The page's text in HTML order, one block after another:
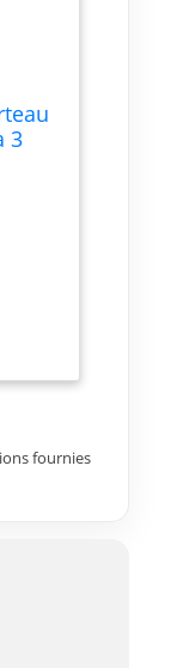
3
fournies